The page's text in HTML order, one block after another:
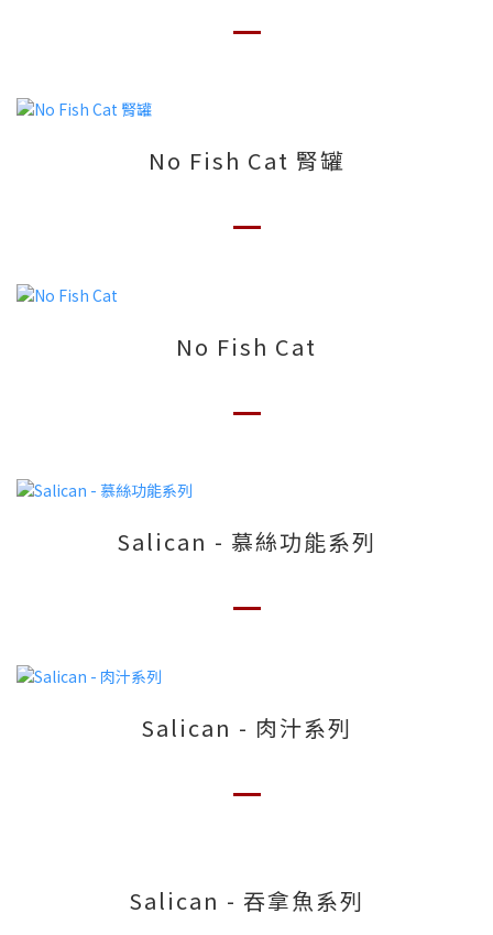
No Fish Cat 腎罐
No Fish Cat
Salican - 慕絲功能系列
Salican - 肉汁系列
Salican - 吞拿魚系列